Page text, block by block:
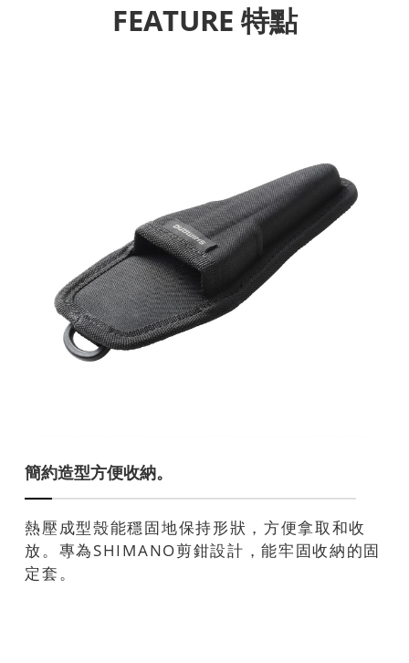
FEATURE 特點
簡約造型方便收納。
熱壓成型殼能穩固地保持形狀，方便拿取和收
放。專為SHIMANO剪鉗設計，能牢固收納的固
定套。